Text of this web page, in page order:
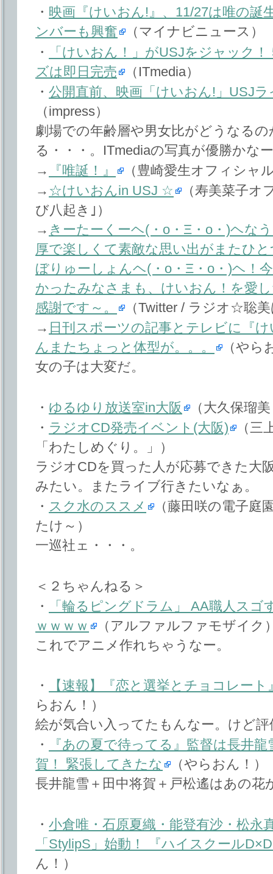
・ 映画『けいおん!』、11/27は唯の誕
ンバーも興奮
（マイナビニュース）
・
「けいおん！」がUSJをジャック
ズは即日完売
（ITmedia）
・ 公開直前、映画「けいおん!」USJ
（impress）
劇場での年齢層や男女比がどうなる
る・・・。ITmediaの写真が優勝かな
→
『唯誕！』
（豊崎愛生オフィシャ
→ ☆けいおんin USJ ☆
（寿美菜子
び八起き｣）
→ きーたーくーヘ(・o・Ξ・o・)ヘな
厚で楽しくて素敵な思い出がまたひ
ぼりゅーしょんヘ(・o・Ξ・o・)ヘ！
かったみなさまも、けいおん！を愛
感謝です～。
（Twitter / ラジオ☆聡
→ 日刊スポーツの記事とテレビに『
んまたちょっと体型が。。。
（やら
女の子は大変だ。
・ ゆるゆり放送室in大阪
（大久保瑠
・ ラジオCD発売イベント(大阪)
（
「わたしめぐり。」）
ラジオCDを買った人が応募できた大
みたい。またライブ行きたいなぁ。
・ スク水のススメ
（藤田咲の電子
たけ～）
一巡社ェ・・・。
＜２ちゃんねる＞
・
「輪るピングドラム」 AA職人スゴ
ｗｗｗｗ
（アルファルファモザイク
これでアニメ作れちゃうなー。
・
【速報】『恋と選挙とチョコレー
らおん！）
絵が気合い入ってたもんなー。けど
・
『あの夏で待ってる』監督は長井
賀！ 緊張してきたな
（やらおん！）
長井龍雪＋田中将賀＋戸松遙はあの
・ 小倉唯・石原夏織・能登有沙・松永
「StylipS」始動！ 『ハイスクール
ん！）